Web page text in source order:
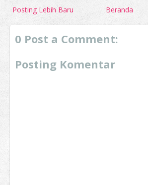
Posting Lebih Baru Beranda
0 Post a Comment:
Posting Komentar